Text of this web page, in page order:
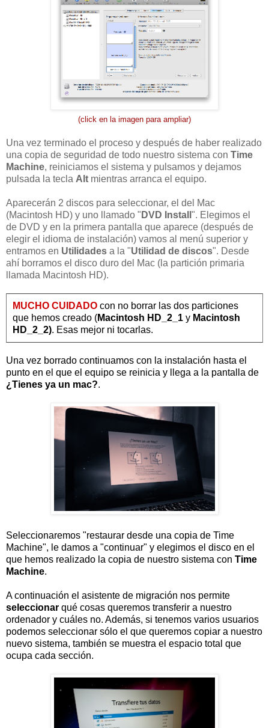
(click en la imagen para ampliar)
Una vez terminado el proceso y después de haber realizado
una copia de seguridad de todo nuestro sistema con Time
Machine, reiniciamos el sistema y pulsamos y dejamos
pulsada la tecla Alt mientras arranca el equipo.
Aparecerán 2 discos para seleccionar, el del Mac
(Macintosh HD) y uno llamado " DVD Install ". Elegimos el
de DVD y en la primera pantalla que aparece (después de
elegir el idioma de instalación) vamos al menú superior y
entramos en Utilidades a la "Utilidad de discos". Desde
ahí borramos el disco duro del Mac (la partición primaria
llamada Macintosh HD).
MUCHO CUIDADO con no borrar las dos particiones
que hemos creado (Macintosh HD_2_1 y Macintosh
HD_2_2). Esas mejor ni tocarlas.
Una vez borrado continuamos con la instalación hasta el
punto en el que el equipo se reinicia y llega a la pantalla de
¿Tienes ya un mac?.
Seleccionaremos "restaurar desde una copia de Time
Machine", le damos a "continuar" y elegimos el disco en el
que hemos realizado la copia de nuestro sistema con Time
Machine.
A continuación el asistente de migración nos permite
seleccionar qué cosas queremos transferir a nuestro
ordenador y cuáles no. Además, si tenemos varios usuarios
podemos seleccionar sólo el que queremos copiar a nuestro
nuevo sistema, también se muestra el espacio total que
ocupa cada sección.